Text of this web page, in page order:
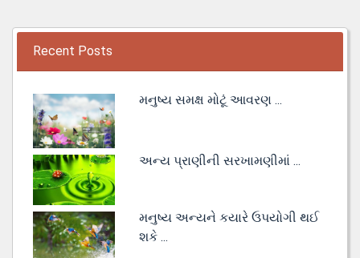
Recent Posts
મનુષ્ય સમક્ષ મોટૂં આવરણ ...
અન્ય પ્રાણીની સરખામણીમાં ...
મનુષ્ય અન્યને કયારે ઉપયોગી થઈ
શકે ...